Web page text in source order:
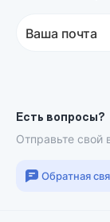
Ваша почта
Есть вопросы?
Отправьте свой
Обратная